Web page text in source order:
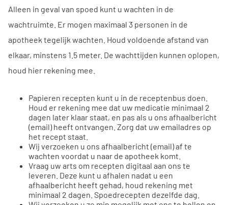
Alleen in geval van spoed kunt u wachten in de
wachtruimte . Er mogen maximaal 3 personen in de
apotheek tegelijk wachten. Houd voldoende afstand van
elkaar, minstens 1.5 meter. De wachttijden kunnen oplopen,
houd hier rekening mee.
Papieren recepten kunt u in de receptenbus doen.
Houd er rekening mee dat uw medicatie minimaal 2
dagen later klaar staat, en pas als u ons afhaalbericht
(email) heeft ontvangen. Zorg dat uw emailadres op
het recept staat.
Wij verzoeken u ons afhaalbericht (email) af te
wachten voordat u naar de apotheek komt.
Vraag uw arts om recepten digitaal aan ons te
leveren. Deze kunt u afhalen nadat u een
afhaalbericht heeft gehad, houd rekening met
minimaal 2 dagen. Spoedrecepten dezelfde dag.